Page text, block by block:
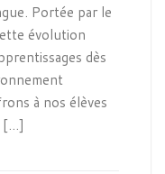
Portée par le
évolution
dès
à nos élèves
[…]